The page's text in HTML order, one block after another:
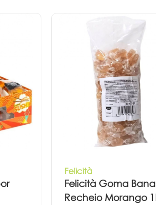
Felicità
Felicità Goma
Recheio Morango